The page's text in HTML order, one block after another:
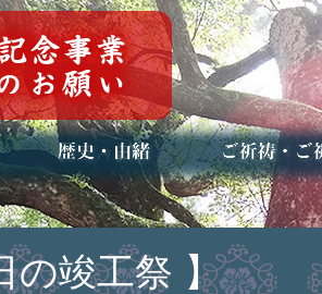
歴史・ご祭神
年中行事
メディア掲載 ご祈祷・ご祈
安産祈願
初宮参り
七五三詣
長寿のお祝い
神前結婚式
厄祓い・方位
車のお祓い
地鎮祭
神葬祭（神式
の竣工祭 】